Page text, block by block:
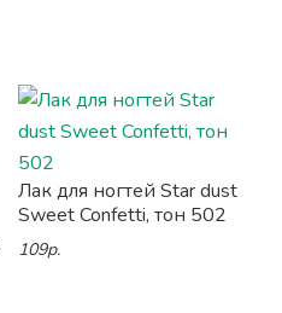
Лак для ногтей Star dust
Sweet Confetti, тон 502
109р.